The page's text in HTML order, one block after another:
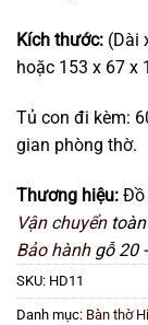
Kích thước: (Dài
hoặc 153 x 67 x
Tủ con đi kèm:
gian phòng thờ.
Thương hiệu: Đồ
Vận chuyểntoàn
Bảo hànhgỗ 20
SKU: HD11
Danh mục: Bàn thờ